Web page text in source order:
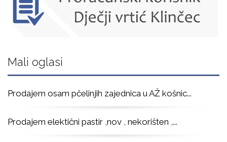
Mali oglasi
Prodajem osam pčelinjih zajednica u AŽ košnic...
Prodajem elektični pastir ,nov , nekorišten ,...